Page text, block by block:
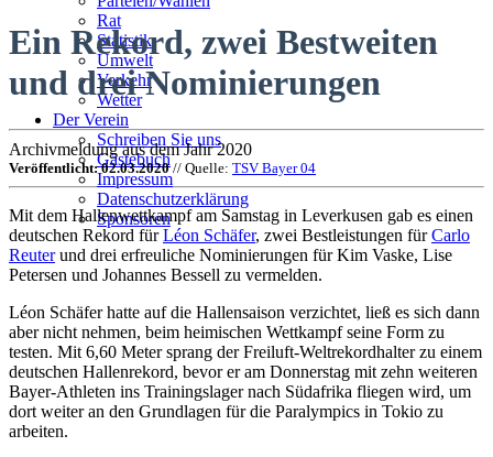
Rat
Statistik
Umwelt
Verkehr
Wetter
Der Verein
Schreiben Sie uns
Gästebuch
Impressum
Datenschutzerklärung
Sponsoren
Ein Rekord, zwei Bestweiten
und drei Nominierungen
Archivmeldung aus dem Jahr 2020
Veröffentlicht: 02.03.2020// Quelle: TSV Bayer 04
Mit dem Hallenwettkampf am Samstag in Leverkusen gab es einen
deutschen Rekord fürLéon Schäfer, zwei Bestleistungen fürCarlo
Reuterund drei erfreuliche Nominierungen für Kim Vaske, Lise
Petersen und Johannes Bessell zu vermelden.
Léon Schäfer hatte auf die Hallensaison verzichtet, ließ es sich dann
aber nicht nehmen, beim heimischen Wettkampf seine Form zu
testen. Mit 6,60 Meter sprang der Freiluft-Weltrekordhalter zu einem
deutschen Hallenrekord, bevor er am Donnerstag mit zehn weiteren
Bayer-Athleten ins Trainingslager nach Südafrika fliegen wird, um
dort weiter an den Grundlagen für die Paralympics in Tokio zu
arbeiten.